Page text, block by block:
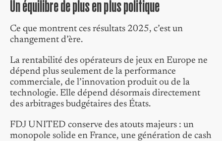
Un équilibre de plus en plus politique
Ce que montrent ces résultats 2025, c’est un
changement d’ère.
La rentabilité des opérateurs de jeux en Europe ne
dépend plus seulement de la performance
commerciale, de l’innovation produit ou de la
technologie. Elle dépend désormais directement
des arbitrages budgétaires des États.
FDJ UNITED conserve des atouts majeurs : un
monopole solide en France, une génération de cash